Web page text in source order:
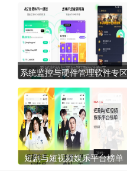
系统监控与硬件管理软件专区
短剧与短视频娱乐平台榜单